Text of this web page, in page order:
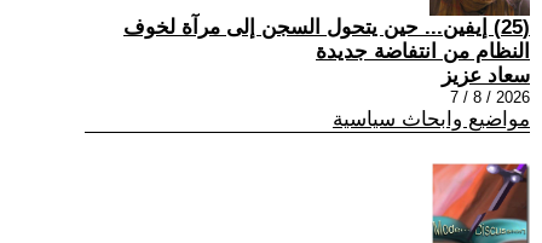
(25) إيفين... حين يتحول السجن إلى مرآة لخوف
النظام من انتفاضة جديدة
سعاد عزيز
2026 / 8 / 7
مواضيع وابحاث سياسية